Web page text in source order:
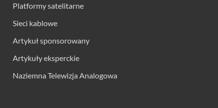
Platformy satelitarne
Sieci kablowe
Artykuł sponsorowany
Artykuły eksperckie
Naziemna Telewizja Analogowa